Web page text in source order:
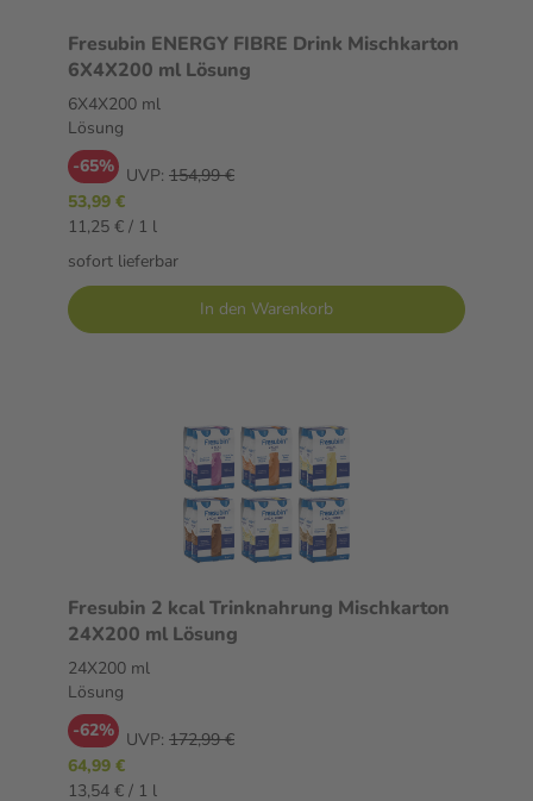
Fresubin ENERGY FIBRE Drink Mischkarton
6X4X200 ml Lösung
6X4X200 ml
Lösung
-65% UVP: 154,99 €
53,99 €
11,25 € / 1 l
sofort lieferbar
In den Warenkorb
Fresubin 2 kcal Trinknahrung Mischkarton
24X200 ml Lösung
24X200 ml
Lösung
-62% UVP: 172,99 €
64,99 €
13,54 € / 1 l